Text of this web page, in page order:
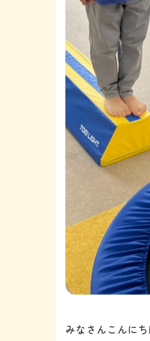
みなさんこんにち